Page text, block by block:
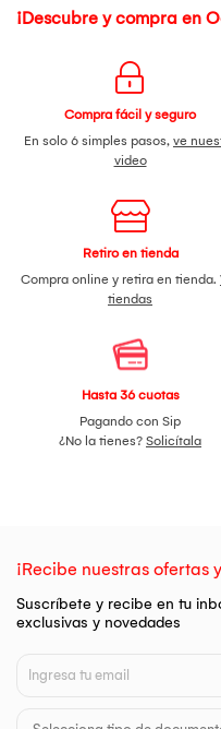
¡Descubre y compra en
Compra fácil y seguro
En solo 6 simples pasos, ve
video
Retiro en tienda
Compra online y retira en tienda.
tiendas
Hasta 36 cuotas
Pagando con Sip
¿No la tienes? Solicítala
¡Recibe nuestras ofertas
Suscríbete y recibe en tu
exclusivas y novedades